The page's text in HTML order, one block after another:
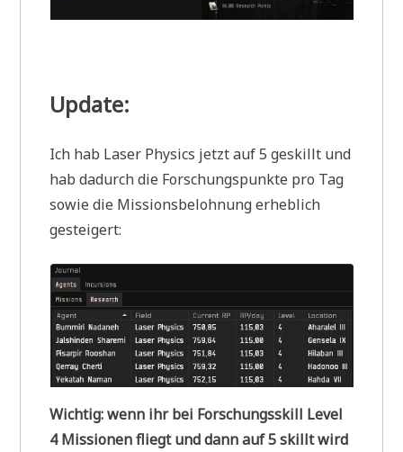
Update:
Ich hab Laser Physics jetzt auf 5 geskillt und
hab dadurch die Forschungspunkte pro Tag
sowie die Missionsbelohnung erheblich
gesteigert:
Wichtig: wenn ihr bei Forschungsskill Level
4 Missionen fliegt und dann auf 5 skillt wird